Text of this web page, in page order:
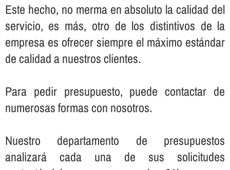
Este hecho, no merma en absoluto la calidad del
servicio, es más, otro de los distintivos de la
empresa es ofrecer siempre el máximo estándar
de calidad a nuestros clientes.
Para pedir presupuesto, puede contactar de
numerosas formas con nosotros.
Nuestro departamento de presupuestos
analizará cada una de sus solicitudes